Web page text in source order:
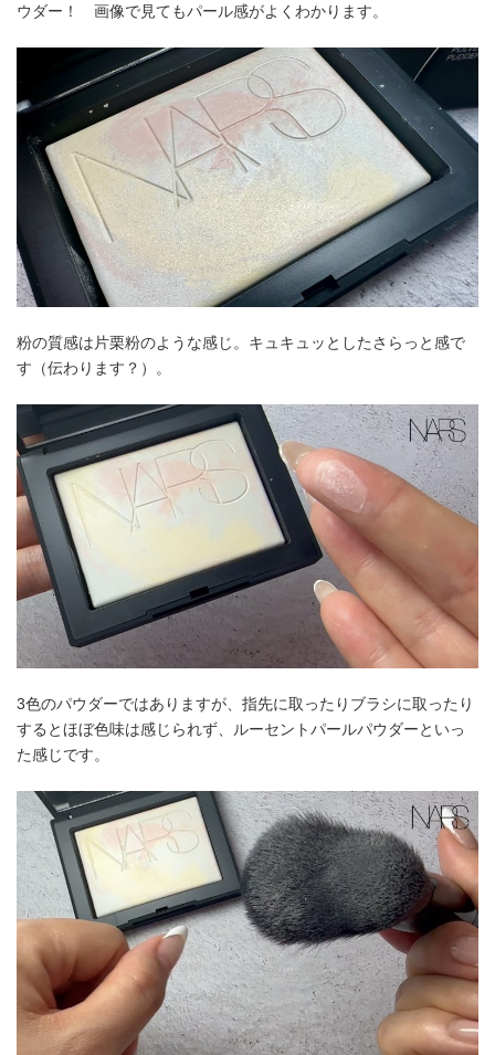
ウダー！ 画像で見てもパール感がよくわかります。
粉の質感は片栗粉のような感じ。キュキュッとしたさらっと感で
す（伝わります？）。
3色のパウダーではありますが、指先に取ったりブラシに取ったり
するとほぼ色味は感じられず、ルーセントパールパウダーといっ
た感じです。